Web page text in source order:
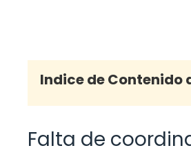
Indice de Contenido
Falta de